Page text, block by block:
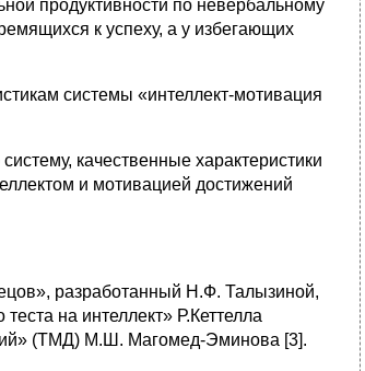
продуктивности по невербальному
к успеху, а у избегающих
системы «интеллект-мотивация
качественные характеристики
и мотивацией достижений
разработанный Н.Ф. Талызиной,
на интеллект» Р.Кеттелла
(ТМД) М.Ш. Магомед-Эминова [3].